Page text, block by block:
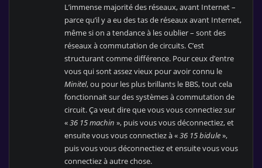
L’immense majorité des réseaux, avant Internet –
parce qu’il y a eu des tas de réseaux avant Internet,
même si on a tendance à les oublier – sont des
réseaux à commutation de circuits. C’est
structurant comme différence. Pour ceux d’entre
vous qui sont assez vieux pour avoir connu le
Minitel, ou pour les plus brillants le BBS, tout cela
fonctionnait sur des systèmes à commutation de
circuit. Ça veut dire que vous vous connectiez sur
«36 15 machin », puis vous vous déconnectiez, et
ensuite vous vous connectiez à «36 15 bidule»,
puis vous vous déconnectiez et ensuite vous vous
connectiez à autre chose.